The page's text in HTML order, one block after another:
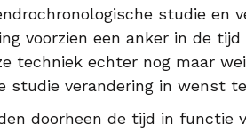
studie en
voorzien een anker in de
techniek echter nog maar
studie verandering in wenst
doorheen de tijd in functie